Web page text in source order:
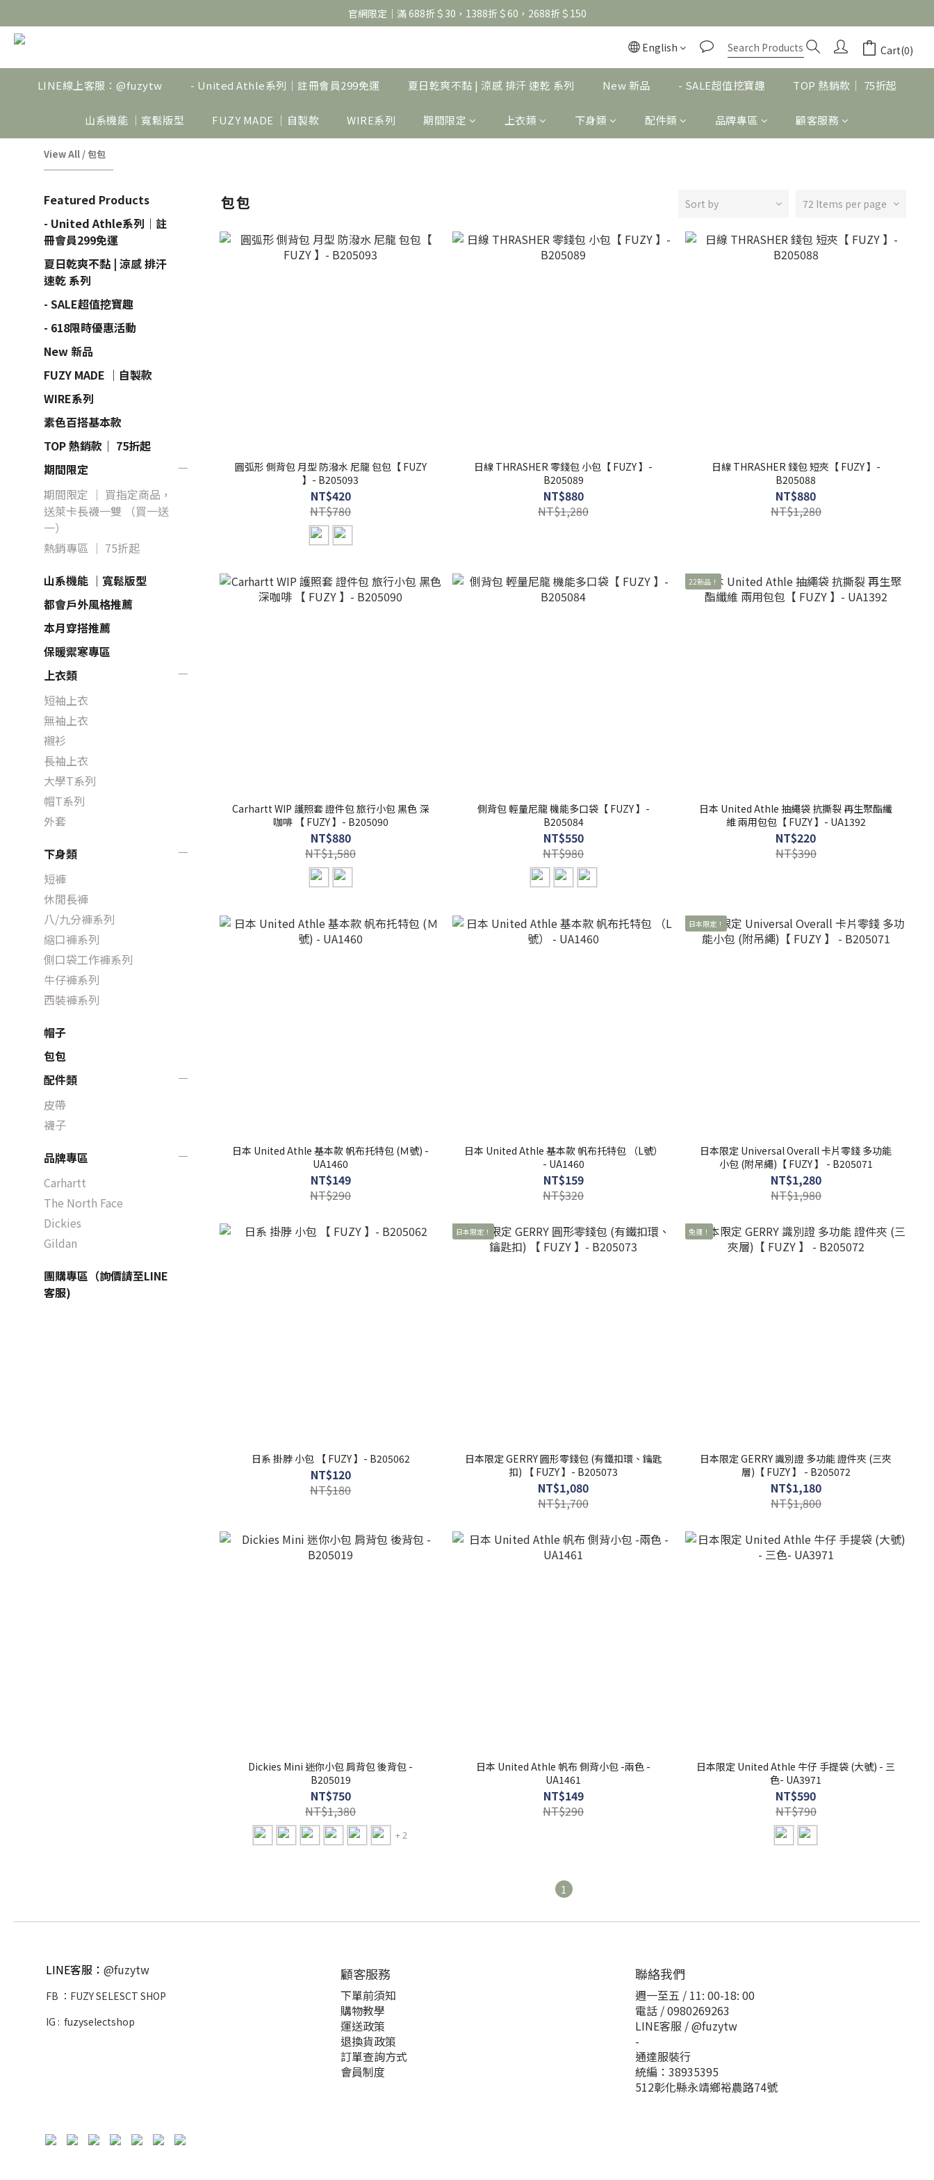
官網限定｜滿 688折＄30，1388折＄60，2688折＄150
官網限定｜滿 688折＄30，1388折＄60，2688折＄150
官網限定｜滿 688折＄30，1388折＄60，2688折＄150
English Cart(0)
LINE線上客服：@fuzytw - United Athle系列｜註冊會員299免運 夏日乾爽不黏 | 涼感 排汗 速乾 系列 New 新品 - SALE超值挖寶趣 TOP 熱銷款｜ 75折起
山系機能 ｜寬鬆版型 FUZY MADE ｜自製款 WIRE系列 期間限定 上衣類 下身類 配件類 品牌專區 顧客服務
View All /包包
Featured Products
- United Athle系列｜註
冊會員299免運
夏日乾爽不黏 | 涼感 排汗
速乾 系列
- SALE超值挖寶趣
- 618限時優惠活動
New 新品
FUZY MADE ｜自製款
WIRE系列
素色百搭基本款
TOP 熱銷款｜ 75折起
期間限定
期間限定 ｜ 買指定商品，
送萊卡長襪一雙 （買一送
一）
熱銷專區 ｜ 75折起
山系機能 ｜寬鬆版型
都會戶外風格推薦
本月穿搭推薦
保暖禦寒專區
上衣類
短袖上衣
無袖上衣
襯衫
長袖上衣
大學T系列
帽T系列
外套
下身類
短褲
休閒長褲
八/九分褲系列
縮口褲系列
側口袋工作褲系列
牛仔褲系列
西裝褲系列
帽子
包包
配件類
皮帶
襪子
品牌專區
Carhartt
The North Face
Dickies
Gildan
團購專區（詢價請至LINE
客服)
包包 Sort by 72 Items per page
圓弧形 側背包 月型 防潑水 尼龍 包包【 FUZY
】- B205093
NT$420
NT$780
日線 THRASHER 零錢包 小包【 FUZY 】-
B205089
NT$880
NT$1,280
日線 THRASHER 錢包 短夾【 FUZY 】-
B205088
NT$880
NT$1,280
Carhartt WIP 護照套 證件包 旅行小包 黑色 深
咖啡 【 FUZY 】- B205090
NT$880
NT$1,580
側背包 輕量尼龍 機能多口袋【 FUZY 】-
B205084
NT$550
NT$980
22新品！
日本 United Athle 抽繩袋 抗撕裂 再生聚酯纖
維 兩用包包【 FUZY 】- UA1392
NT$220
NT$390
日本 United Athle 基本款 帆布托特包 (Ｍ號) -
UA1460
NT$149
NT$290
日本 United Athle 基本款 帆布托特包 （L號）
- UA1460
NT$159
NT$320
日本限定！
日本限定 Universal Overall 卡片零錢 多功能
小包 (附吊繩)【 FUZY 】 - B205071
NT$1,280
NT$1,980
日系 掛脖 小包 【 FUZY 】- B205062
NT$120
NT$180
日本限定！
日本限定 GERRY 圓形零錢包 (有鐵扣環、鑰匙
扣) 【 FUZY 】- B205073
NT$1,080
NT$1,700
免運！
日本限定 GERRY 識別證 多功能 證件夾 (三夾
層)【 FUZY 】 - B205072
NT$1,180
NT$1,800
Dickies Mini 迷你小包 肩背包 後背包 -
B205019
NT$750
NT$1,380
+ 2
日本 United Athle 帆布 側背小包 -兩色 -
UA1461
NT$149
NT$290
日本限定 United Athle 牛仔 手提袋 (大號) - 三
色- UA3971
NT$590
NT$790
1
LINE客服： @fuzytw
FB ： FUZY SELESCT SHOP
IG : fuzyselectshop
顧客服務
下單前須知
購物教學
運送政策
退換貨政策
訂單查詢方式
會員制度
聯絡我們
週一至五 / 11: 00-18: 00
電話 / 0980269263
LINE客服 / @fuzytw
-
通達服裝行
統編：38935395
512彰化縣永靖鄉裕農路74號